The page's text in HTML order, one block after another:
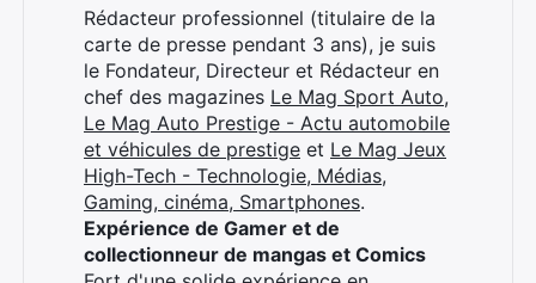
Rédacteur professionnel (titulaire de la
carte de presse pendant 3 ans), je suis
le Fondateur, Directeur et Rédacteur en
chef des magazines Le Mag Sport Auto,
Le Mag Auto Prestige - Actu automobile
et véhicules de prestige et Le Mag Jeux
High-Tech - Technologie, Médias,
Gaming, cinéma, Smartphones.
Expérience de Gamer et de
collectionneur de mangas et Comics